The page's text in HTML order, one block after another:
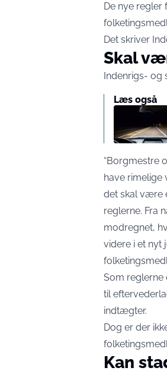
De nye
Det skriver
Skal
Indenrigs- og
Læs også
“Borgmestre
have rimelige
det skal være
reglerne. Fra
modregnet,
videre i et nyt
Som reglerne
til
indtægter.
Dog er der
Kan